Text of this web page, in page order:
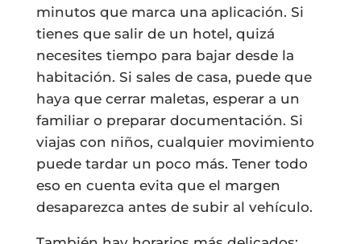
minutos que marca una aplicación. Si
tienes que salir de un hotel, quizá
necesites tiempo para bajar desde la
habitación. Si sales de casa, puede que
haya que cerrar maletas, esperar a un
familiar o preparar documentación. Si
viajas con niños, cualquier movimiento
puede tardar un poco más. Tener todo
eso en cuenta evita que el margen
desaparezca antes de subir al vehículo.